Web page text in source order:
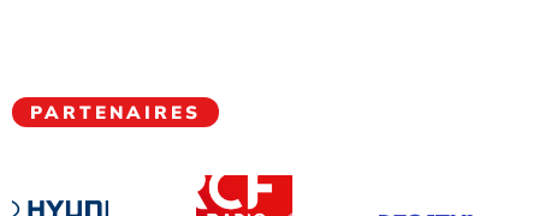
PARTENAIRES